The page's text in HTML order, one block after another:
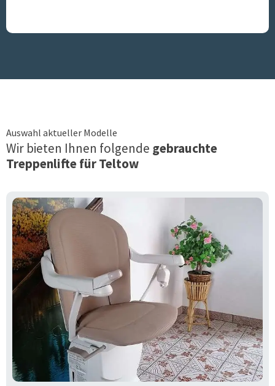
Auswahl aktueller Modelle
Wir bieten Ihnen folgende gebrauchte
Treppenlifte fürTeltow